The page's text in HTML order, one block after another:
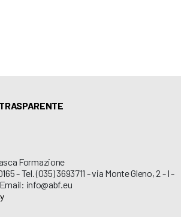
Formazione
- Tel. (035) 3693711 - via Monte Gleno, 2 - I -
info@abf.eu